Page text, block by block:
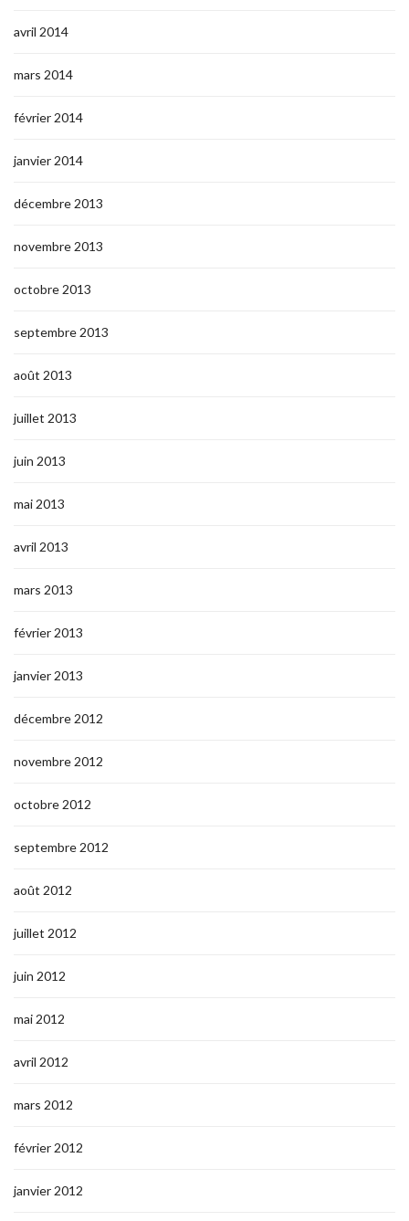
avril 2014
mars 2014
février 2014
janvier 2014
décembre 2013
novembre 2013
octobre 2013
septembre 2013
août 2013
juillet 2013
juin 2013
mai 2013
avril 2013
mars 2013
février 2013
janvier 2013
décembre 2012
novembre 2012
octobre 2012
septembre 2012
août 2012
juillet 2012
juin 2012
mai 2012
avril 2012
mars 2012
février 2012
janvier 2012